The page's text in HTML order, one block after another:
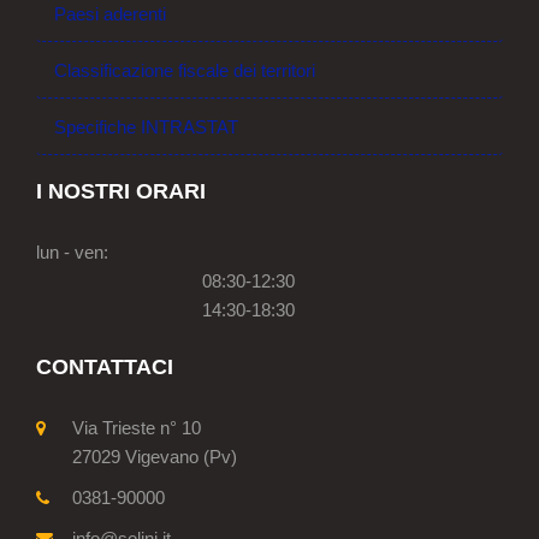
Paesi aderenti
Classificazione fiscale dei territori
Specifiche INTRASTAT
I NOSTRI ORARI
lun - ven:
08:30-12:30
14:30-18:30
CONTATTACI
Via Trieste n° 10
27029 Vigevano (Pv)
0381-90000